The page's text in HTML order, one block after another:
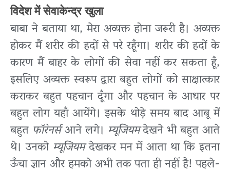
विदेश में सेवाकेन्द्र खुला
बाबा ने बताया था, मेरा अव्यक्त होना जरूरी है। अव्यक्त
होकर मैं शरीर की हदों से परे रहूँगा। शरीर की हदों के
कारण मैं बाहर के लोगों की सेवा नहीं कर सकता हूँ,
इसलिए अव्यक्त स्वरूप द्वारा बहुत लोगों को साक्षात्कार
कराकर बहुत पहचान दूँगा और पहचान के आधार पर
बहुत लोग यहाँ आयेंगे। इसके थोड़े समय बाद आबू में
बहुत फॉरेनर्सआने लगे। म्यूजियमदेखने भी बहुत आते
थे। उनको म्यूजियमदेखकर मन में आता था कि इतना
ऊँचा ज्ञान और हमको अभी तक पता ही नहीं है! पहले-